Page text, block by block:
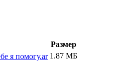
Размер
я помогу.ar 1.87 МБ